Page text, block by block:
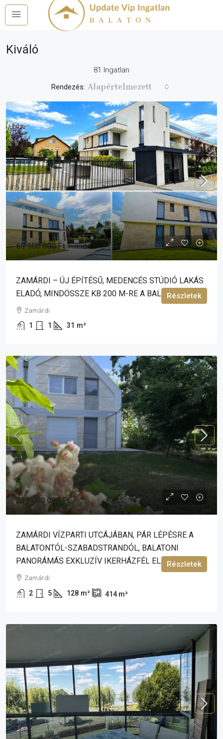
Kiváló
81 Ingatlan
Rendezés: Alapértelmezett
69 900 000 Ft
ZAMÁRDI – ÚJ ÉPÍTÉSŰ, MEDENCÉS STÚDIÓ LAKÁS
ELADÓ, MINDÖSSZE KB 200 M-RE A BALATONTÓL!
Zamárdi
1 1 31 m²
Részletek
249 000 000 Ft
ZAMÁRDI VÍZPARTI UTCÁJÁBAN, PÁR LÉPÉSRE A
BALATONTÓL-SZABADSTRANDÓL, BALATONI
PANORÁMÁS EXKLUZÍV IKERHÁZFÉL ELADÓ!
Zamárdi
2 5 128 m² 414 m²
Részletek